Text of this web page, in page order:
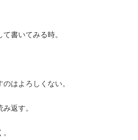
書いてみる時。
はよろしくない。
返す。